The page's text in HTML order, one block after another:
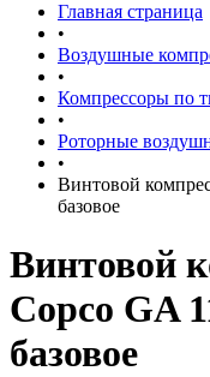
Главная страница
•
Воздушные
•
Компрессоры по
•
Роторные
•
Винтовой
базовое
Винтовой
Copco GA
базовое